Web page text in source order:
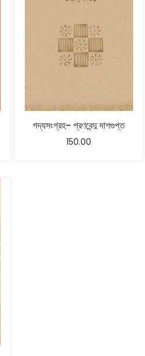
গদ্যসংগ্রহ- প্রণবেন্দু দাশগুপ্ত
150.00